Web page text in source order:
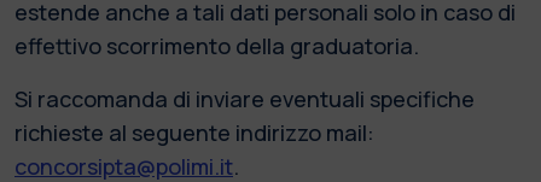
estende anche a tali dati personali solo in caso di
effettivo scorrimento della graduatoria.
Si raccomanda di inviare eventuali specifiche
richieste al seguente indirizzo mail:
concorsipta@polimi.it.